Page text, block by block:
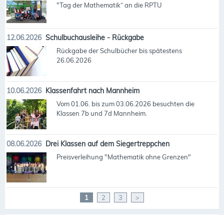
"Tag der Mathematik“ an die RPTU
12.06.2026 Schulbuchausleihe - Rückgabe
Rückgabe der Schulbücher bis spätestens
26.06.2026
10.06.2026 Klassenfahrt nach Mannheim
Vom 01.06. bis zum 03.06.2026 besuchten die
Klassen 7b und 7d Mannheim.
08.06.2026 Drei Klassen auf dem Siegertreppchen
Preisverleihung "Mathematik ohne Grenzen"
1 2 3 >